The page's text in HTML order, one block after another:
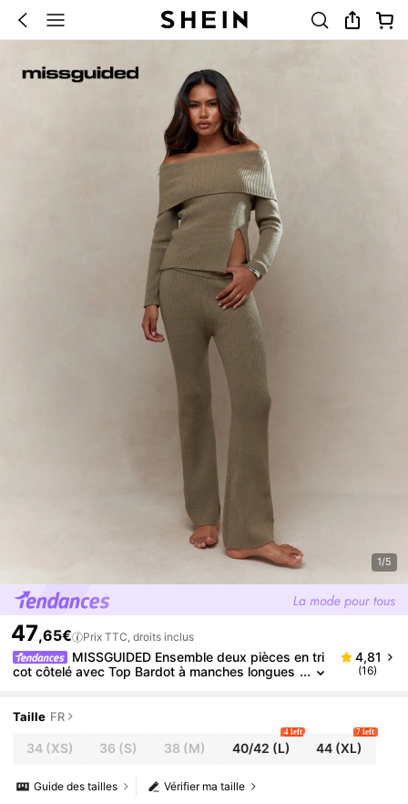
1/5
47,65€ Prix TTC, droits inclus
MISSGUIDED Ensemble deux pièces en tri
cot côtelé avec Top Bardot à manches longues
4,81
(16)
Taille FR
34(XS) 36 (S) 38 (M) 40/42 (L)
4 left
44 (XL)
7 left
Vérifier ma taille
Guide des tailles